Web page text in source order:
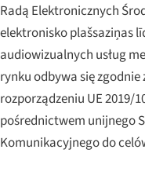
Radą Elektronicznych
elektronisko plašsaziņas
audiowizualnych usług
rynku odbywa się
rozporządzeniu UE 2019/
pośrednictwem unijnego
Komunikacyjnego do